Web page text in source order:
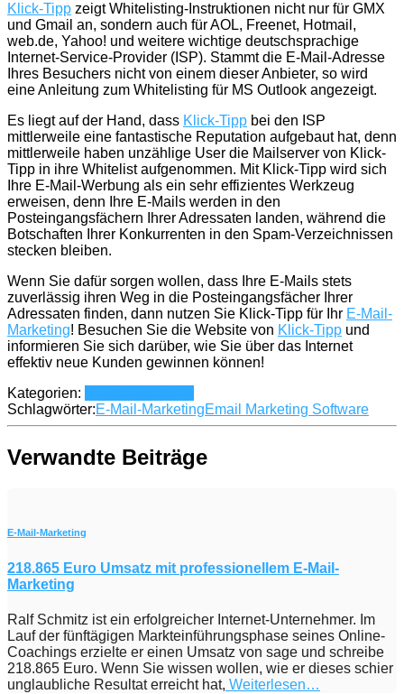
Klick-Tipp zeigt Whitelisting-Instruktionen nicht nur für GMX
und Gmail an, sondern auch für AOL, Freenet, Hotmail,
web.de, Yahoo! und weitere wichtige deutschsprachige
Internet-Service-Provider (ISP). Stammt die E-Mail-Adresse
Ihres Besuchers nicht von einem dieser Anbieter, so wird
eine Anleitung zum Whitelisting für MS Outlook angezeigt.
Es liegt auf der Hand, dass Klick-Tipp bei den ISP
mittlerweile eine fantastische Reputation aufgebaut hat, denn
mittlerweile haben unzählige User die Mailserver von Klick-
Tipp in ihre Whitelist aufgenommen. Mit Klick-Tipp wird sich
Ihre E-Mail-Werbung als ein sehr effizientes Werkzeug
erweisen, denn Ihre E-Mails werden in den
Posteingangsfächern Ihrer Adressaten landen, während die
Botschaften Ihrer Konkurrenten in den Spam-Verzeichnissen
stecken bleiben.
Wenn Sie dafür sorgen wollen, dass Ihre E-Mails stets
zuverlässig ihren Weg in die Posteingangsfächer Ihrer
Adressaten finden, dann nutzen Sie Klick-Tipp für Ihr E-Mail-
Marketing! Besuchen Sie die Website von Klick-Tipp und
informieren Sie sich darüber, wie Sie über das Internet
effektiv neue Kunden gewinnen können!
Kategorien:
Schlagwörter:E-Mail-MarketingEmail Marketing Software
Verwandte Beiträge
E-Mail-Marketing
218.865 Euro Umsatz mit professionellem E-Mail-
Marketing
Ralf Schmitz ist ein erfolgreicher Internet-Unternehmer. Im
Lauf der fünftägigen Markteinführungsphase seines Online-
Coachings erzielte er einen Umsatz von sage und schreibe
218.865 Euro. Wenn Sie wissen wollen, wie er dieses schier
unglaubliche Resultat erreicht hat, Weiterlesen…